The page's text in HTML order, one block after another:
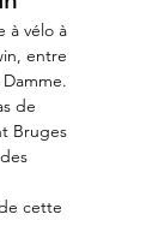
à vélo à
entre
de
Bruges
cette